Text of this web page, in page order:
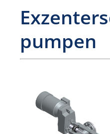
pumpen